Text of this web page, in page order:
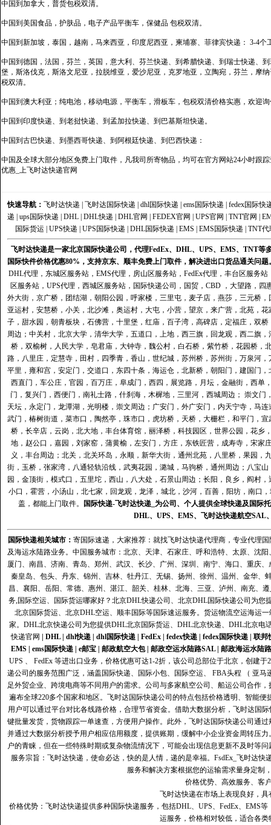
中国到加拿大，普货包税双清。
中国到美国食品，护肤品，电子产品平衡车，保健品 包税双清。
中国到新加坡，泰国，越南，马来西亚，印度尼西亚，柬埔寨、菲律宾快递： 3-4个
中国到德国，法国，芬兰，英国，意大利、芬兰快递、到希腊快递、到瑞士快递、
堡，斯洛伐克，斯洛文尼亚，拉脱维亚，爱沙尼亚，克罗地亚，立陶宛，芬兰，摩
税双清。
中国到澳大利亚；纯电池，移动电源，平衡车，滑板车，包税双清价格实惠，欢迎
中国到印度快递、到老挝快递、到孟加拉快递、到巴基斯坦快递。
中国到古巴快递、到墨西哥快递、到阿根廷快递、到巴西快递：
中国及全球大部分地区免费上门取件，凡我司所寄物品，均可在官方网站24小时跟
优惠_上飞时达快递官网
快速导航： 飞时达快递 飞时达国际快递 dhl国际快递 ems国际快递
fedex国际快
递
ups国际快递 DHL DHL快递 DHL官网 FEDEX官网 UPS官网 TNT官网
国际货运| UPS快递 UPS国际快递 DHL国际快递 EMS EMS国际快递 TNT代
飞时达快递是一家北京国际快递公司，代理FedEx、DHL、UPS、EMS、TNT
国际快件价格优惠80%，支持京东、顺丰免费上门取件，解决进出口货品通关问题
DHL代理 ， 东城区服务站 ， EMS代理 ， 房山区服务站 ， FedEx代理 ， 丰台区服务站
区服务站， UPS代理 ， 西城区服务站， 国际快递公司 ，国贸，CBD ，大望路，
外大街，京广桥，团结湖，朝阳公园，呼家楼，三里屯，麦子店，燕莎，三元桥
亚运村，安慧桥，小关，北沙滩，奥运村，大屯，小营，望京，来广营，北苑，
子，甜水园，朝青板块，石佛营，十里堡，红庙，百子湾，高碑店，定福庄，双
周边；中关村，北京大学，清华大学，五道口，上地，西三旗，回龙观，西二旗
桥，双榆树，人民大学，皂君庙，大钟寺，魏公村，白石桥，紫竹桥，花园桥
路，八里庄，定慧寺，田村，四季青，香山，世纪城，苏州桥，苏州街，万泉河
平里，雍和宫，安定门，交道口，东四十条，海运仓，北新桥，朝阳门，建国门
西直门，车公庄，官园，百万庄，阜成门，西四，展览路，月坛，金融街，西
门，复兴门，西便门，南礼士路，什刹海，木樨地，三里河，西城周边； 崇文
天坛，永定门，龙潭湖，光明楼，崇文周边；广安门，外广安门，内天宁寺，马
武门，椿树街道，菜市口，陶然亭，珠市口，虎坊桥，天桥，大栅栏，和平门，
桥，长辛店，云岗，北大地，丰台体育馆，丽泽桥，科技园区，世界公园，花
地，赵公口，嘉园，刘家窑，蒲黄榆，左安门，方庄，东铁匠营，成寿寺，宋
义，丰台周边；北关，北关环岛，永顺，新华大街，通州北苑，八里桥，果园
街，玉桥，张家湾，八通轻轨沿线，武夷花园，潞城，马驹桥，通州周边；八宝
园，金顶街，模式口，五里坨，西山，八大处，石景山周边；长阳，良乡，阎村
小口，霍营，小汤山，北七家，回龙观，龙泽，城北，沙河，百善，阳坊，南口
盖，都能上门取件。
国际快递-飞时达快递_为公司、个人提供全球快递及国际
DHL、 UPS、 EMS、 飞时达快递航空SAL
国际快递相关城市： 寄国际速递，大家推荐：就找飞时达快递代理商，专业代理
及海运水陆路业务。中国服务城市：北京、天津、石家庄、呼和浩特、太原、沈
厦门、南昌、济南、青岛、郑州、武汉、长沙、广州、深圳、南宁、海口、重庆
秦皇岛、包头、丹东、锦州、吉林、牡丹江、无锡、扬州、徐州、温州、金华
昌、襄阳、岳阳、常德、惠州、湛江、韶关、桂林、北海、三亚、泸州、南充、
务,国际空运、国际货运哪家好？北京DHL快递公司、北京DHL国际快递公司为
北京国际货运、北京DHL空运、顺丰国际等国际速运服务。货运物流空运海运
家。DHL北京快递公司为您提供DHL北京国际货运、DHL北京快递、DHL北京电
快递官网
DHL| dhl快递| dhl国际快递| FedEx| fedex快递| fedex国际快递| 联邦
EMS| ems国际快递| e邮宝| 邮政航空大包| 邮政空运水陆路SAL| 邮政海运水陆路
UPS 、 FedEx 等进出口业务，价格优惠可达1-2折，该公司总部位于北京，创建
递公司的服务范围广泛，涵盖国际快递、国际小包、国际空运、 FBA头程 （ 亚
足外贸企业、跨境电商等不同用户的需求。公司与多家航空公司、船运公司合作
遍布全球220多个国家和地区。飞时达国际快递公司的特点包括价格透明、智能
用户可以通过平台对比各线路价格，合理节省资金。借助大数据分析，飞时达国
键批量发货，货物跟踪一单速查，方便用户操作。此外，飞时达国际快递公司通
并通过大数据分析授予用户相应信用额度，提供账期，缓解中小企业资金周转压
户的青睐，但在一些特殊时期或复杂物流情况下，可能会出现信息更新不及时等
服务宗旨：飞时达快递，使命必达，快的是人情，递的是幸福。FsdEx_飞时达
服务和解决方案根据您的运输需求量身定制
价格优势、高效服务、客
飞时达快递在市场上表现良好，
价格优势：飞时达快递提供多种国际快递服务，包括DHL、UPS、FedEx、EMS
运服务，价格相对较低，适合各